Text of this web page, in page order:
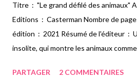
Titre : "Le grand défilé des animaux"
Editions : Casterman Nombre de
édition : 2021 Résumé de l'éditeur :
insolite, qui montre les animaux comme
vertes, les oiseaux ne volent pas
PARTAGER 2 COMMENTAIRES